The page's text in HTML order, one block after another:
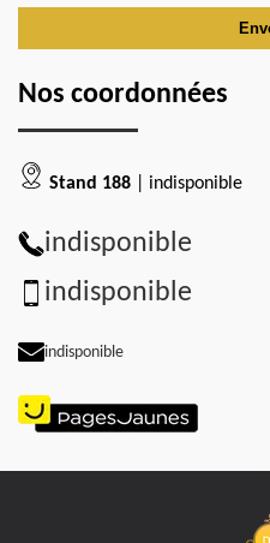
Nos coordonnées
Stand 188 | indisponible
indisponible
indisponible
indisponible